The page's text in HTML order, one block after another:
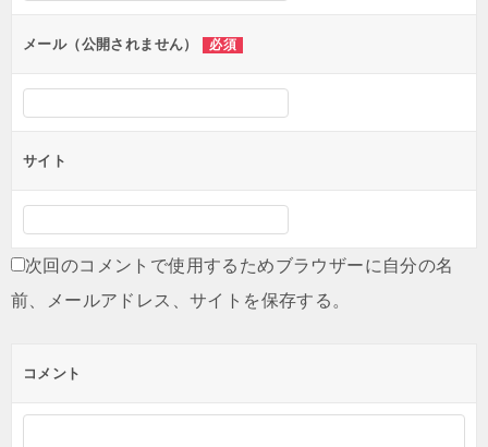
メール（公開されません） 必須
サイト
次回のコメントで使用するためブラウザーに自分の名
前、メールアドレス、サイトを保存する。
コメント